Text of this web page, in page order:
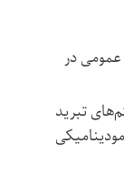
در
تبرید